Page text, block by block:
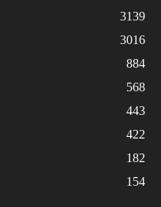
3139
3016
884
568
443
422
182
154